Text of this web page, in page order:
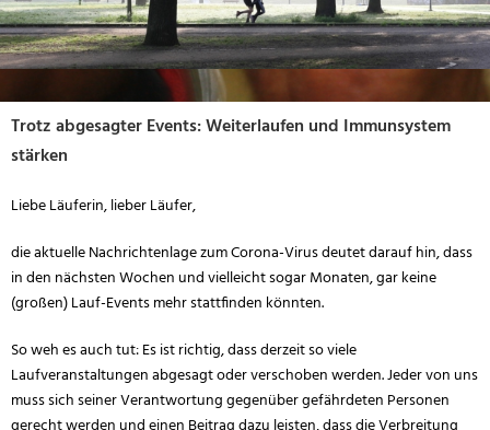
Trotz abgesagter Events: Weiterlaufen und Immunsystem
stärken
Liebe Läuferin, lieber Läufer,
die aktuelle Nachrichtenlage zum Corona-Virus deutet darauf hin, dass
in den nächsten Wochen und vielleicht sogar Monaten, gar keine
(großen) Lauf-Events mehr stattfinden könnten.
So weh es auch tut: Es ist richtig, dass derzeit so viele
Laufveranstaltungen abgesagt oder verschoben werden. Jeder von uns
muss sich seiner Verantwortung gegenüber gefährdeten Personen